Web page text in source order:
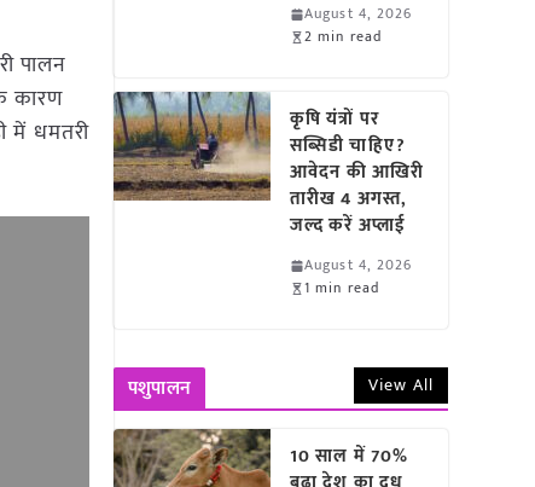
पालन
कारण
में धमतरी
August 4, 2026
2 min read
कृषि यंत्रों पर
सब्सिडी चाहिए?
आवेदन की आखिरी
तारीख 4 अगस्त,
जल्द करें अप्लाई
August 4, 2026
1 min read
पशुपालन View All
10 साल में 70%